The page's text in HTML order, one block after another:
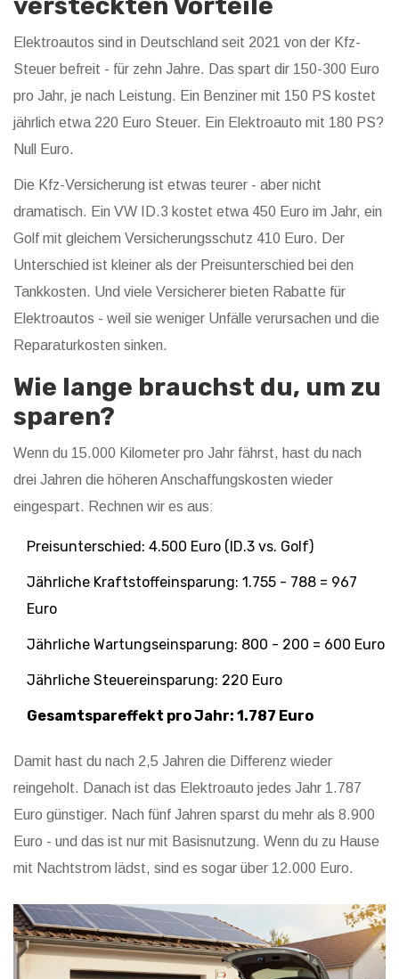
versteckten Vorteile
Elektroautos sind in Deutschland seit 2021 von der Kfz-
Steuer befreit - für zehn Jahre. Das spart dir 150-300 Euro
pro Jahr, je nach Leistung. Ein Benziner mit 150 PS kostet
jährlich etwa 220 Euro Steuer. Ein Elektroauto mit 180 PS?
Null Euro.
Die Kfz-Versicherung ist etwas teurer - aber nicht
dramatisch. Ein VW ID.3 kostet etwa 450 Euro im Jahr, ein
Golf mit gleichem Versicherungsschutz 410 Euro. Der
Unterschied ist kleiner als der Preisunterschied bei den
Tankkosten. Und viele Versicherer bieten Rabatte für
Elektroautos - weil sie weniger Unfälle verursachen und die
Reparaturkosten sinken.
Wie lange brauchst du, um zu
sparen?
Wenn du 15.000 Kilometer pro Jahr fährst, hast du nach
drei Jahren die höheren Anschaffungskosten wieder
eingespart. Rechnen wir es aus:
Preisunterschied: 4.500 Euro (ID.3 vs. Golf)
Jährliche Kraftstoffeinsparung: 1.755 - 788 = 967
Euro
Jährliche Wartungseinsparung: 800 - 200 = 600 Euro
Jährliche Steuereinsparung: 220 Euro
Gesamtspareffekt pro Jahr: 1.787 Euro
Damit hast du nach 2,5 Jahren die Differenz wieder
reingeholt. Danach ist das Elektroauto jedes Jahr 1.787
Euro günstiger. Nach fünf Jahren sparst du mehr als 8.900
Euro - und das ist nur mit Basisnutzung. Wenn du zu Hause
mit Nachtstrom lädst, sind es sogar über 12.000 Euro.